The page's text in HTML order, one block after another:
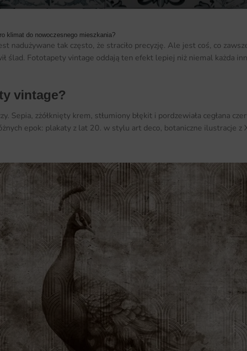
klimat do nowoczesnego mieszkania?
nadużywane tak często, że straciło precyzję. Ale jest coś, co
ślad. Fototapety vintage oddają ten efekt lepiej niż niemal każda
vintage?
Sepia, zżółknięty krem, stłumiony błękit i pordzewiała cegłana
epok: plakaty z lat 20. w stylu art deco, botaniczne ilustracje z